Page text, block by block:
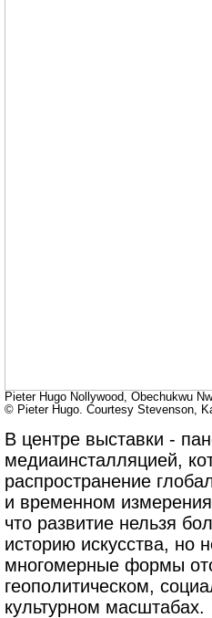
Pieter Hugo Nollywood, Obechukwu
© Pieter Hugo. Courtesy Stevenson,
В центре выставки -
медиаинсталляцией,
распространение
и временном
что развитие нельзя
историю искусства, но
многомерные формы
геополитическом,
культурном масштабах.